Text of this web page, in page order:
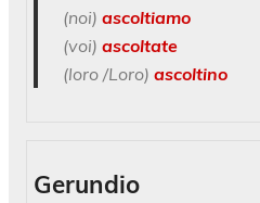
(noi) ascoltiamo
(voi) ascoltate
(loro /Loro) ascoltino
Gerundio